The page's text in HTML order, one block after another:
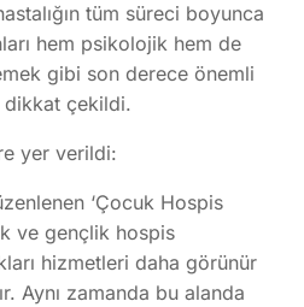
tüm süreci boyunca
hem psikolojik hem de
gibi son derece önemli
çekildi.
yer verildi:
‘Çocuk Hospis
ve gençlik hospis
hizmetleri daha görünür
Aynı zamanda bu alanda